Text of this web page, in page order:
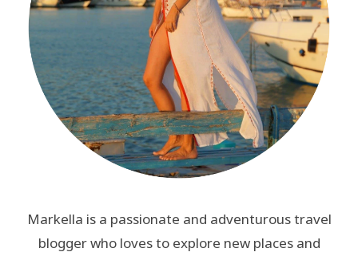
Markella is a passionate and adventurous travel
blogger who loves to explore new places and